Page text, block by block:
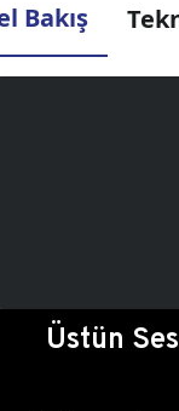
Bakış
Üstün